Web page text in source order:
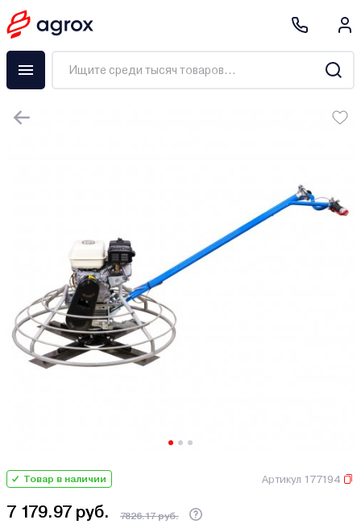
Товар в наличии Артикул 177194
7 179.97 руб. 7826.17 руб.